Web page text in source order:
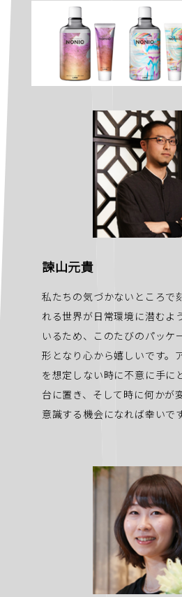
諫山元貴
私たちの気づかないところで
れる世界が日常環境に潜むよ
いるため、このたびのパッケ
形となり心から嬉しいです。
を想定しない時に不意に手に
台に置き、そして時に何かが
意識する機会になれば幸いです